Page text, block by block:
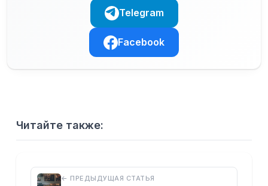
Telegram
Facebook
Читайте также:
← ПРЕДЫДУЩАЯ СТАТЬЯ